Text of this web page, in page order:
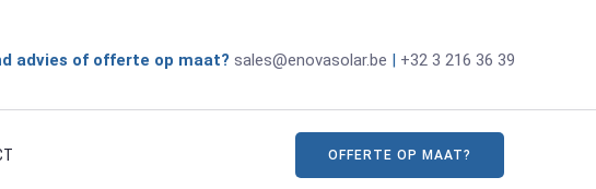
advies of offerte op maat? sales@enovasolar.be | +32 3 216 36 39
OFFERTE OP MAAT?